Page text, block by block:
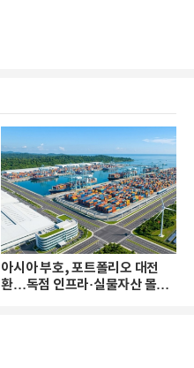
아시아 부호, 포트폴리오 대전
환…독점 인프라·실물자산 몰린